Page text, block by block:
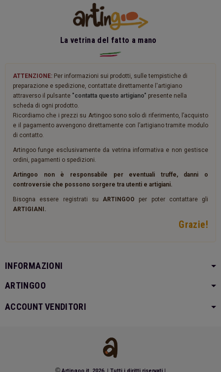
La vetrina del fatto a mano
ATTENZIONE: Per informazioni sui prodotti, sulle tempistiche di
preparazione e spedizione, contattate direttamente l'artigiano
attraverso il pulsante "contatta questo artigiano" presente nella
scheda di ogni prodotto.
Ricordiamo che i prezzi su Artingoo sono solo di riferimento, l’acquisto
e il pagamento avvengono direttamente con l’artigiano tramite modulo
di contatto.
Artingoo funge esclusivamente da vetrina informativa e non gestisce
ordini, pagamenti o spedizioni.
Artingoo non è responsabile per eventuali truffe, danni o
controversie che possono sorgere tra utenti e artigiani.
Bisogna essere registrati su ARTINGOO per poter contattare gli
ARTIGIANI.
Grazie!
INFORMAZIONI
ARTINGOO
ACCOUNT VENDITORI
©